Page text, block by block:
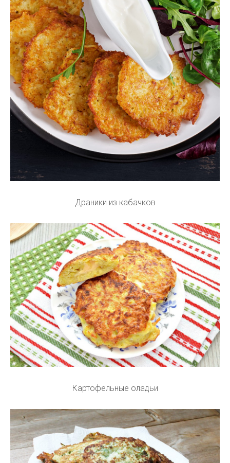
Драники из кабачков
Картофельные оладьи